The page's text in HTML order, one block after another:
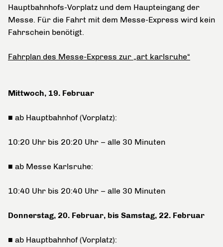
Hauptbahnhofs-Vorplatz und dem Haupteingang der
Messe. Für die Fahrt mit dem Messe-Express wird kein
Fahrschein benötigt.
Fahrplan des Messe-Express zur „art karlsruhe“
Mittwoch, 19. Februar
■ ab Hauptbahnhof (Vorplatz):
10:20 Uhr bis 20:20 Uhr – alle 30 Minuten
■ ab Messe Karlsruhe:
10:40 Uhr bis 20:40 Uhr – alle 30 Minuten
Donnerstag, 20. Februar, bis Samstag, 22. Februar
■ ab Hauptbahnhof (Vorplatz):